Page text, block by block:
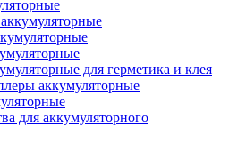
для герметика и клея
аккумуляторные